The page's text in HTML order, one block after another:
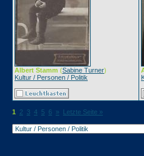
Albert Stamm (Sabine Turner)
Kultur / Personen / Politik
1 2 3 4 5 6 » Letzte Seite »